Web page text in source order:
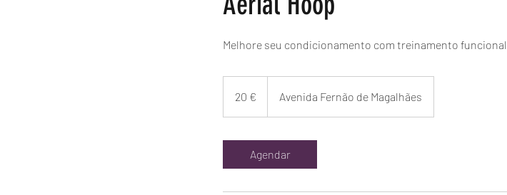
Melhore seu condicionamento com treinamento funcional
20 € Avenida Fernão de Magalhães
Agendar